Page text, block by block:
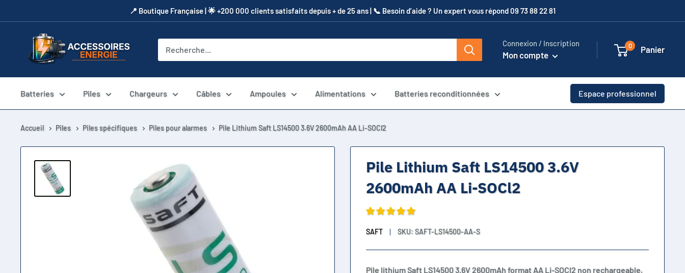
au
​📍​ Boutique Française | 🌟 +200 000 clients satisfaits depuis + de 25 ans | 📞​ Besoin d’aide ? Un expert vous répond 09 73 88 22 81
Accessoires
Energie
Connexion / Inscription
Mon compte
0 Panier
Batteries Piles Chargeurs Câbles Ampoules Alimentations Batteries reconditionnées Espace professionnel
Accueil Piles Piles spécifiques Piles pour alarmes Pile Lithium Saft LS14500 3.6V 2600mAh AA Li-SOCl2
Pile Lithium Saft LS14500 3.6V
2600mAh AA Li-SOCl2
SAFT SKU: SAFT-LS14500-AA-S
Pile lithium Saft LS14500 3.6V 2600mAh format AA Li-SOCl2 non rechargeable,